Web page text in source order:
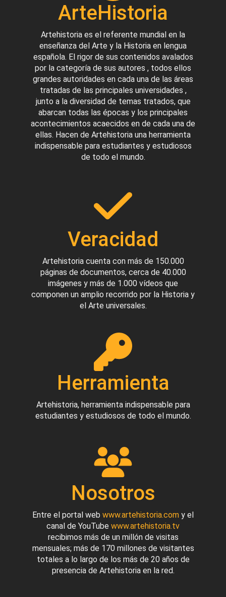
ArteHistoria
Artehistoria es el referente mundial en la
enseñanza del Arte y la Historia en lengua
española. El rigor de sus contenidos avalados
por la categoría de sus autores , todos ellos
grandes autoridades en cada una de las áreas
tratadas de las principales universidades ,
junto a la diversidad de temas tratados, que
abarcan todas las épocas y los principales
acontecimientos acaecidos en de cada una de
ellas. Hacen de Artehistoria una herramienta
indispensable para estudiantes y estudiosos
de todo el mundo.
Veracidad
Artehistoria cuenta con más de 150.000
páginas de documentos, cerca de 40.000
imágenes y más de 1.000 vídeos que
componen un amplio recorrido por la Historia y
el Arte universales.
Herramienta
Artehistoria, herramienta indispensable para
estudiantes y estudiosos de todo el mundo.
Nosotros
Entre el portal web www.artehistoria.com y el
canal de YouTube www.artehistoria.tv
recibimos más de un millón de visitas
mensuales; más de 170 millones de visitantes
totales a lo largo de los más de 20 años de
presencia de Artehistoria en la red.